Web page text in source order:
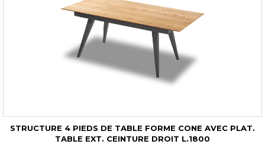
STRUCTURE 4 PIEDS DE TABLE FORME CONE AVEC PLAT.
TABLE EXT. CEINTURE DROIT L.1800